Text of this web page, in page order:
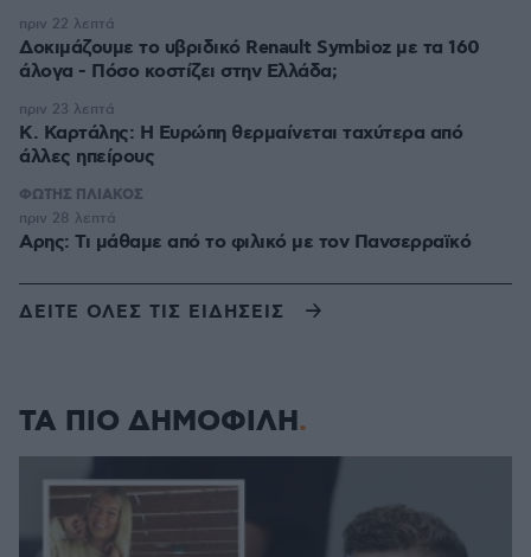
Δοκιμάζουμε το υβριδικό Renault Symbioz με τα 160
άλογα - Πόσο κοστίζει στην Ελλάδα;
πριν 22 λεπτά
Κ. Καρτάλης: Η Ευρώπη θερμαίνεται ταχύτερα από
άλλες ηπείρους
πριν 23 λεπτά
ΦΩΤΗΣ ΠΛΙΑΚΟΣ
Αρης: Τι μάθαμε από το φιλικό με τον Πανσερραϊκό
πριν 28 λεπτά
ΔΕΙΤΕ ΟΛΕΣ ΤΙΣ ΕΙΔΗΣΕΙΣ
ΤΑ ΠΙΟ ΔΗΜΟΦΙΛΗ